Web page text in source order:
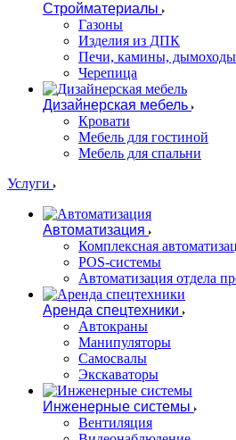
Стройматериалы
Газоны
Изделия из ДПК
Печи, камины, дымоходы
Черепица
Дизайнерская мебель
Кровати
Мебель для гостиной
Мебель для спальни
Услуги
Автоматизация
Комплексная
POS-системы
Автоматизация отдела
Аренда спецтехники
Автокраны
Манипуляторы
Самосвалы
Экскаваторы
Инженерные системы
Вентиляция